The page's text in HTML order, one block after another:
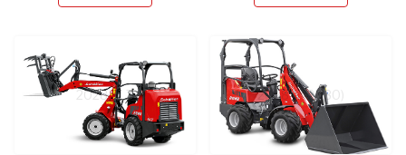
2028 SLT 2028-2 (2080)